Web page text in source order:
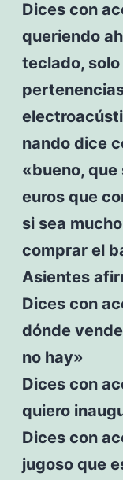
Dices con
queriendo
teclado,
nando dice
«bueno, que
euros que
si sea
comprar el
Asientes
Dices con
dónde
no hay»
Dices con
quiero
Dices con
jugoso que